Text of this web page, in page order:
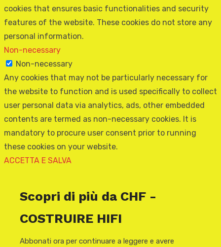
cookies that ensures basic functionalities and security
features of the website. These cookies do not store any
personal information.
Non-necessary
Non-necessary
Any cookies that may not be particularly necessary for
the website to function and is used specifically to collect
user personal data via analytics, ads, other embedded
contents are termed as non-necessary cookies. It is
mandatory to procure user consent prior to running
these cookies on your website.
ACCETTA E SALVA
Scopri di più da CHF -
COSTRUIRE HIFI
Abbonati ora per continuare a leggere e avere